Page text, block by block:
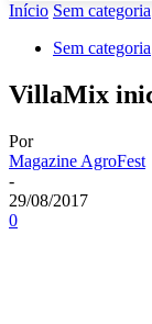
Início Sem categoria
Sem categoria
VillaMix
Por
Magazine AgroFest
-
29/08/2017
0